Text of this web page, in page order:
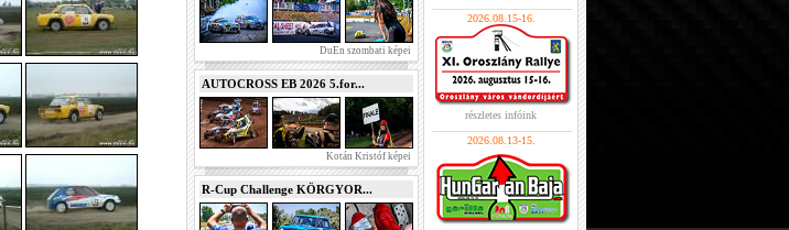
DuEn szombati képei
AUTOCROSS EB 2026 5.for...
Kotán Kristóf képei
R-Cup Challenge KÖRGYOR...
2026.08.15-16.
részletes infóink
2026.08.13-15.